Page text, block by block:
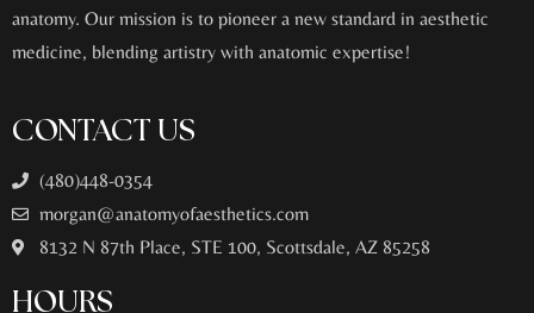
anatomy. Our mission is to pioneer a new standard in aesthetic
medicine, blending artistry with anatomic expertise!
CONTACT US
(480)448-0354
morgan@anatomyofaesthetics.com
8132 N 87th Place, STE 100, Scottsdale, AZ 85258
HOURS